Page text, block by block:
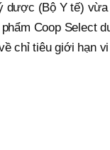
dược (Bộ Y tế)
Coop Select
chỉ tiêu giới hạn